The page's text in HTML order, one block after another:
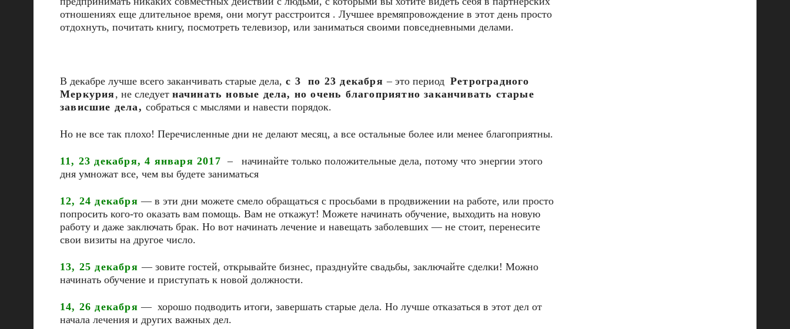
отношениях еще длительное время, они могут расстроится . Лучшее времяпровождение в этот день просто
отдохнуть, почитать книгу, посмотреть телевизор, или заниматься своими повседневными делами.
В декабре лучше всего заканчивать старые дела, с 3 по 23 декабря– это период Ретроградного
Меркурия, не следует начинать новые дела, но очень благоприятно заканчивать старые
зависшие дела, собраться с мыслями и навести порядок.
Но не все так плохо! Перечисленные дни не делают месяц, а все остальные более или менее благоприятны.
11, 23 декабря, 4 января 2017 – начинайте только положительные дела, потому что энергии этого
дня умножат все, чем вы будете заниматься
12, 24 декабря — в эти дни можете смело обращаться с просьбами в продвижении на работе, или просто
попросить кого-то оказать вам помощь. Вам не откажут! Можете начинать обучение, выходить на новую
работу и даже заключать брак. Но вот начинать лечение и навещать заболевших — не стоит, перенесите
свои визиты на другое число.
13, 25 декабря— зовите гостей, открывайте бизнес, празднуйте свадьбы, заключайте сделки! Можно
начинать обучение и приступать к новой должности.
14, 26 декабря — хорошо подводить итоги, завершать старые дела. Но лучше отказаться в этот дел от
начала лечения и других важных дел.